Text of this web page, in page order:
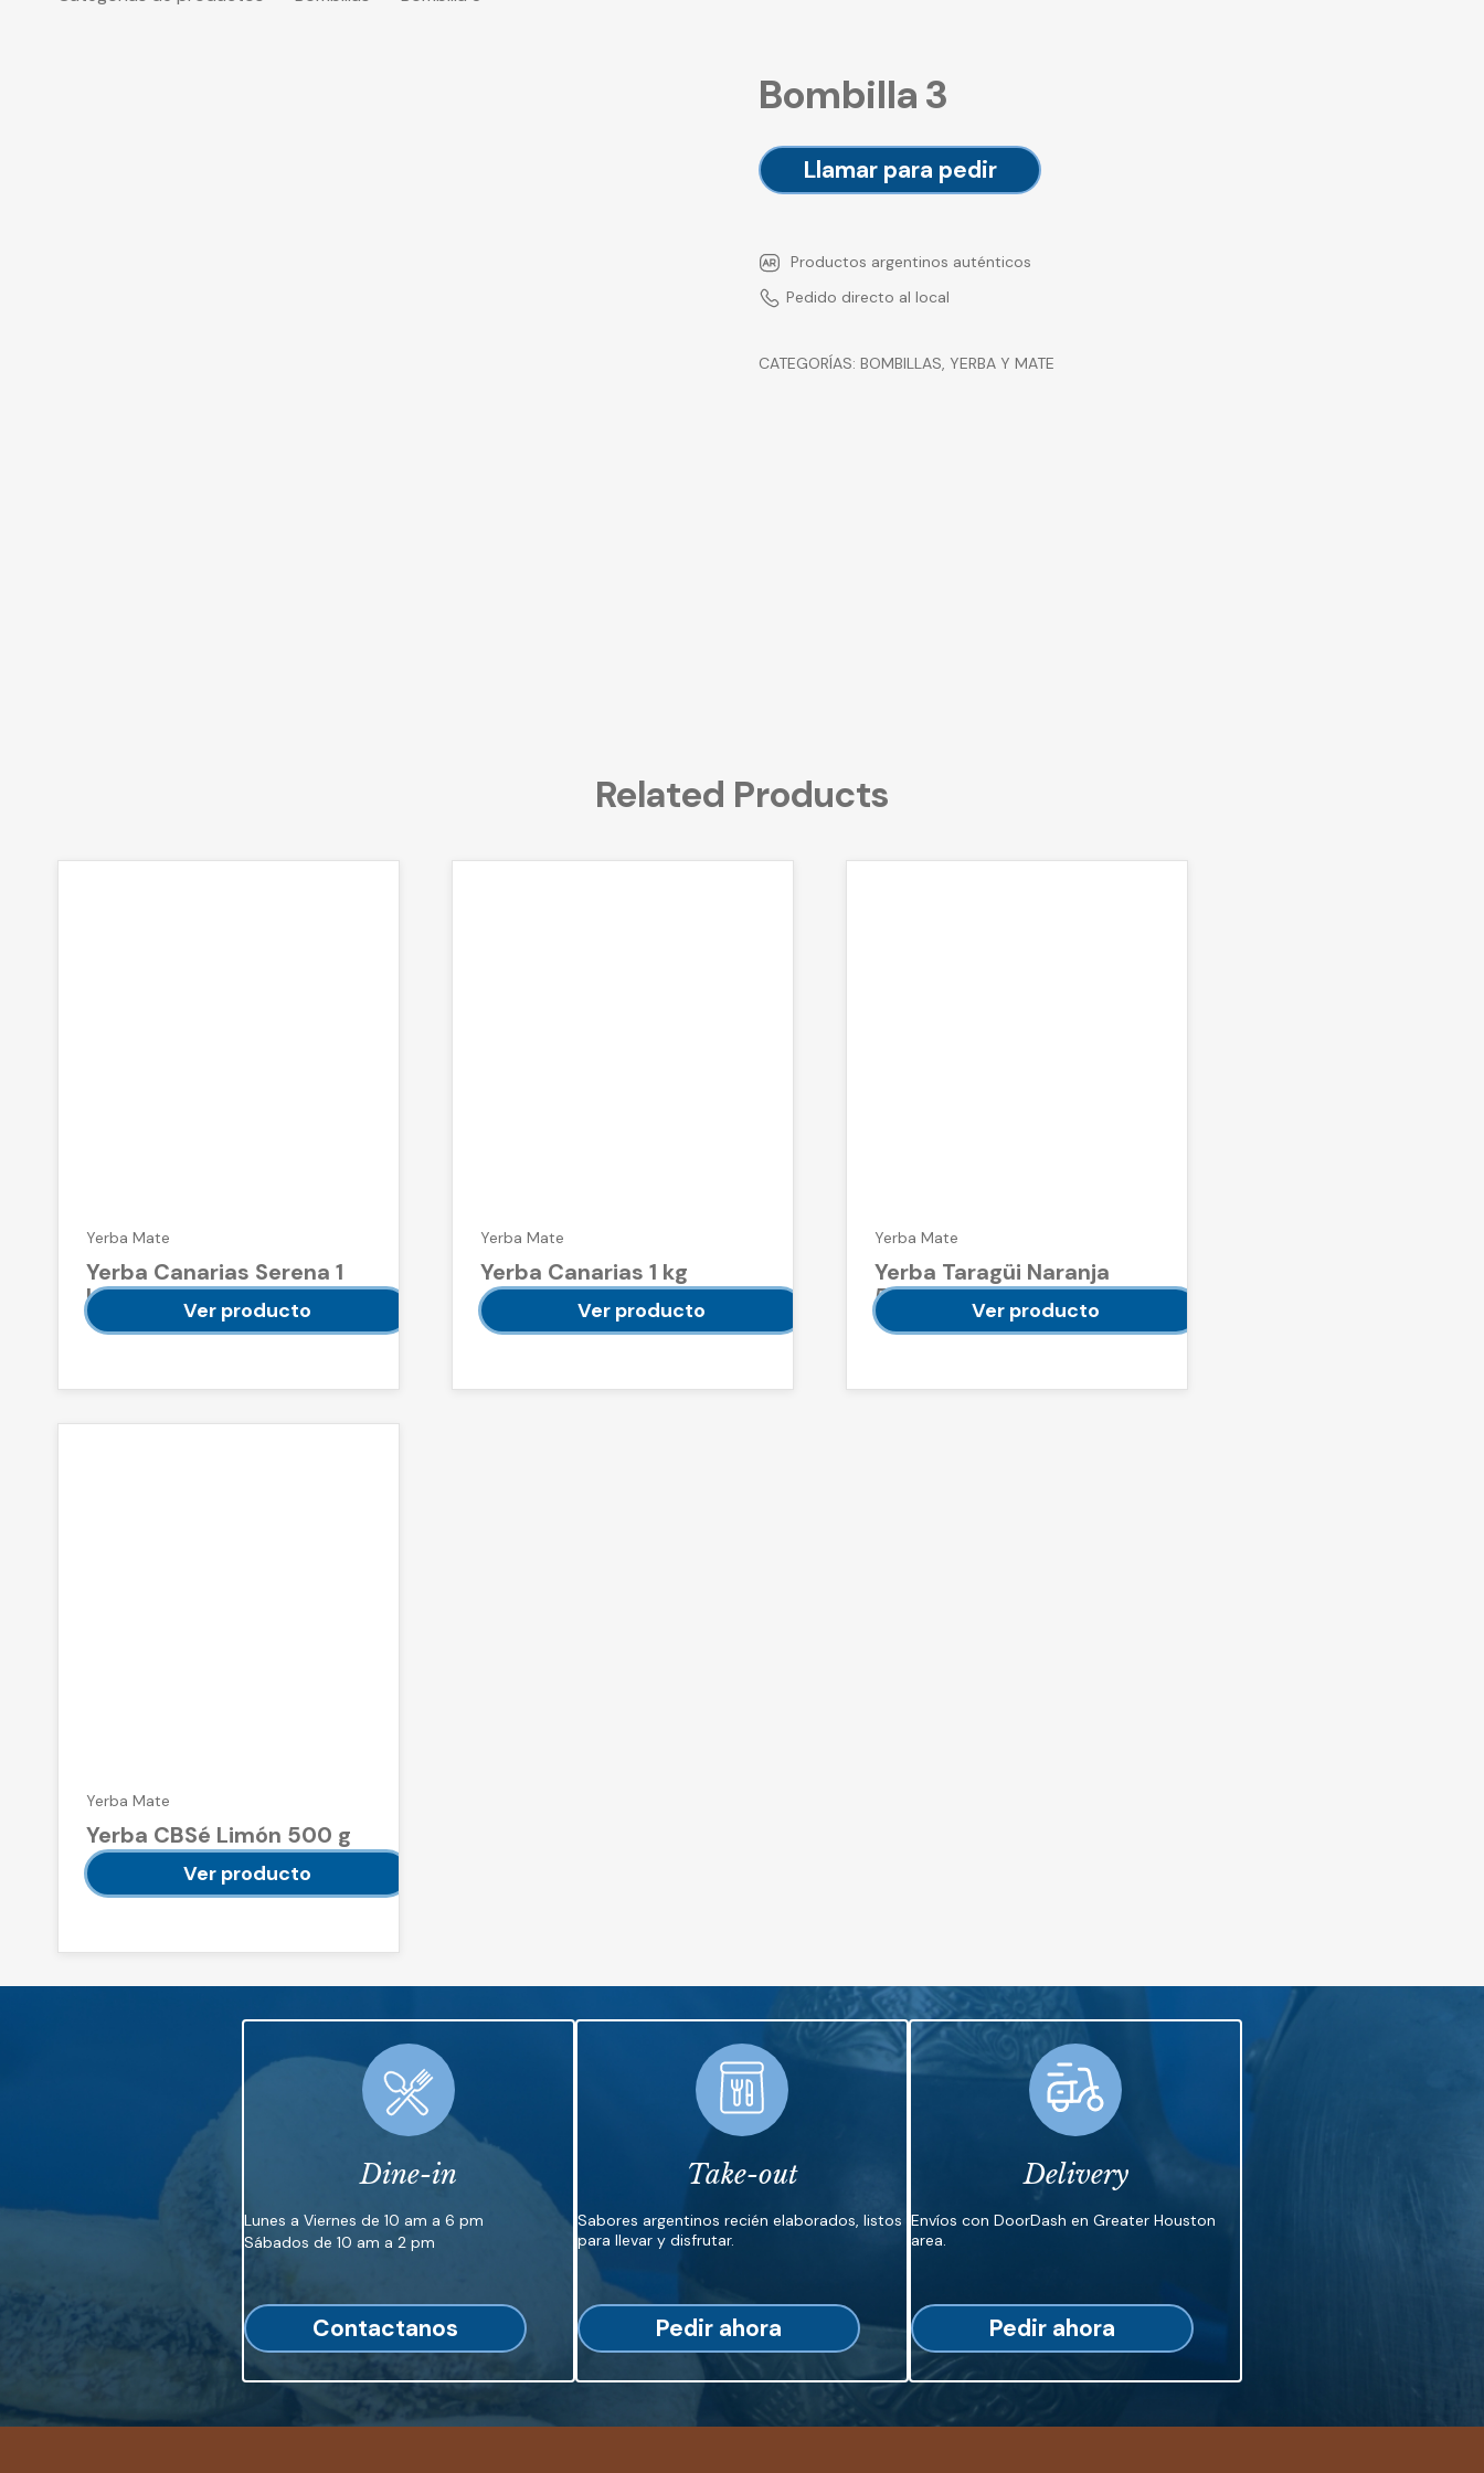
Bombilla 3
Llamar para pedir
Productos argentinos auténticos
Pedido directo al local
CATEGORÍAS: BOMBILLAS, YERBA Y MATE
Related Products
Yerba Mate
Yerba Canarias Serena 1
kg
Yerba Mate
Yerba Canarias 1 kg
Yerba Mate
Yerba Taragüi Naranja
500 g
Yerba Mate
Yerba CBSé Limón 500 g
Dine-in
Lunes a Viernes de 10 am a 6 pm
Sábados de 10 am a 2 pm
Contactanos
Take-out
Sabores argentinos recién elaborados, listos
para llevar y disfrutar.
Pedir ahora
Delivery
Envíos con DoorDash en Greater Houston
area.
Pedir ahora